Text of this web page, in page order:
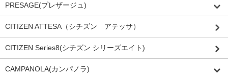
PRESAGE(プレザージュ)
CITIZEN ATTESA（シチズン アテッサ）
CITIZEN Series8(シチズン シリーズエイト)
CAMPANOLA(カンパノラ)